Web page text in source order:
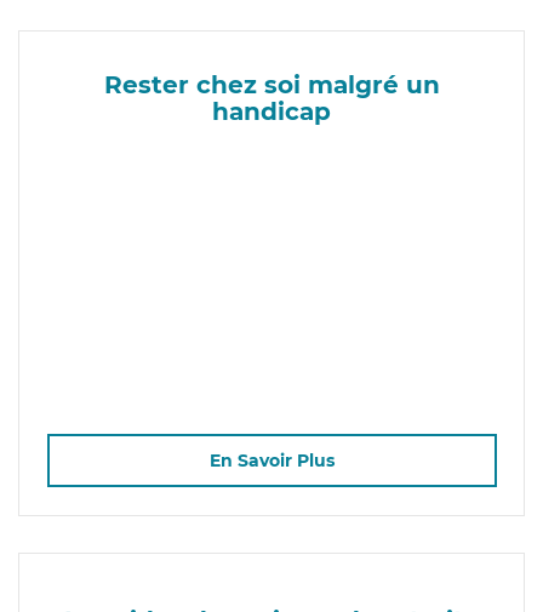
Rester chez soi malgré un
handicap
En Savoir Plus